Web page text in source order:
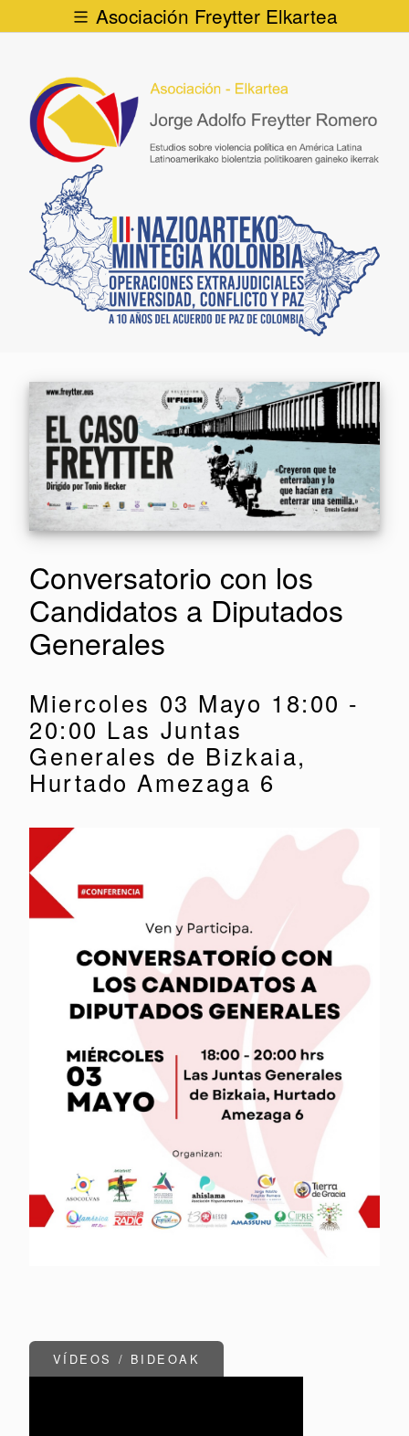
Asociación Freytter Elkartea
Conversatorio con los
Candidatos a Diputados
Generales
Miercoles 03 Mayo 18:00 -
20:00 Las Juntas
Generales de Bizkaia,
Hurtado Amezaga 6
VÍDEOS / BIDEOAK